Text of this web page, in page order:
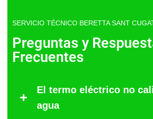
SERVICIO TÉCNICO BERETTA SANT
Preguntas y
Frecuentes
El termo eléctrico no
agua